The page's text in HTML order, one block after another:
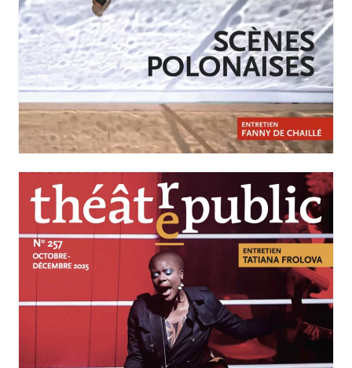
JANVIER-MARS 2026
N°258
Scènes polonaises